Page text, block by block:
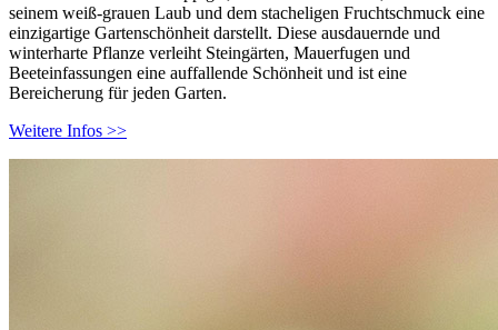
seinem weiß-grauen Laub und dem stacheligen Fruchtschmuck eine
einzigartige Gartenschönheit darstellt. Diese ausdauernde und
winterharte Pflanze verleiht Steingärten, Mauerfugen und
Beeteinfassungen eine auffallende Schönheit und ist eine
Bereicherung für jeden Garten.
Weitere Infos >>